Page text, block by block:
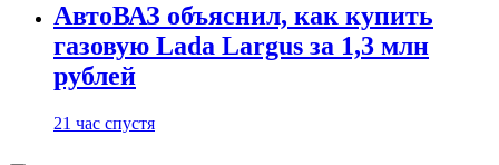
АвтоВАЗ объяснил, как купить
газовую Lada Largus за 1,3 млн
рублей
21 час спустя